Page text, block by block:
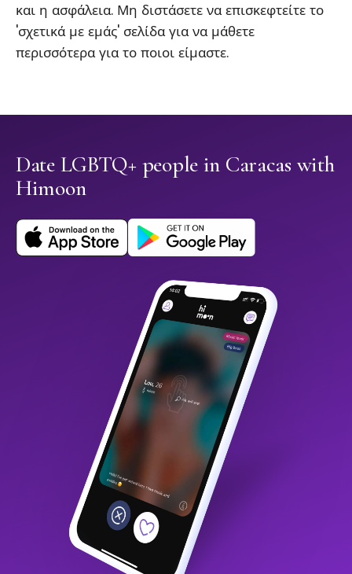
και η ασφάλεια. Μη διστάσετε να επισκεφτείτε το
'σχετικά με εμάς' σελίδα για να μάθετε
περισσότερα για το ποιοι είμαστε.
Date LGBTQ+ people in Caracas with
Himoon